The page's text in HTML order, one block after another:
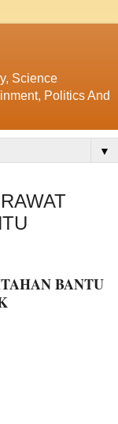
Science
Politics And
▼
BANTU